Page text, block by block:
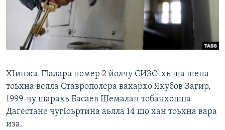
ХIинжа-ГIалара номер 2 йолчу СИЗО-хь ша шена
тоьхна велла Ставрополера вахархо Якубов Загир,
1999-чу шарахь Басаев Шемалан тобанхошца
Дагестане чугIоьртина аьлла 14 шо хан тоьхна вара
иза.